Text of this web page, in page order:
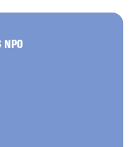
NPO